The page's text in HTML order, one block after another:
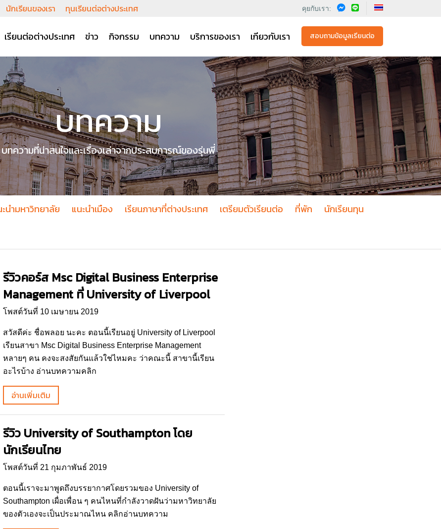
นักเรียนของเรา ทุนเรียนต่อต่างประเทศ คุยกับเรา:
เรียนต่อต่างประเทศ ข่าว กิจกรรม บทความ บริการของเรา เกียวกับเรา สอบถามข้อมูลเรียนต่อ
บทความ
บทความที่น่าสนใจและเรื่องเล่าจากประสบการณ์ของรุ่นพี่
นำมหาวิทยาลัย แนะนำเมือง เรียนภาษาที่ต่างประเทศ เตรียมตัวเรียนต่อ ที่พัก
นักเรียนทุน
รีวิวคอร์ส Msc Digital Business Enterprise
Management ที่ University of Liverpool
โพสต์วันที่ 10 เมษายน 2019
สวัสดีค่ะ ชื่อพลอย นะคะ ตอนนี้เรียนอยู่ University of Liverpool
เรียนสาขา Msc Digital Business Enterprise Management
หลายๆ คน คงจะสงสัยกันแล้วใช่ไหมคะ ว่าคณะนี้ สาขานี้เรียน
อะไรบ้าง อ่านบทความคลิก
อ่านเพิ่มเติม
รีวิว University of Southampton โดย
นักเรียนไทย
โพสต์วันที่ 21 กุมภาพันธ์ 2019
ตอนนี้เราจะมาพูดถึงบรรยากาศโดยรวมของ University of
Southampton เผื่อเพื่อน ๆ คนไหนที่กำลังวาดฝันว่ามหาวิทยาลัย
ของตัวเองจะเป็นประมาณไหน คลิกอ่านบทความ